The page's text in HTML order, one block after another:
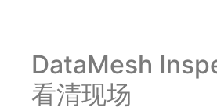
DataMesh
看清现场